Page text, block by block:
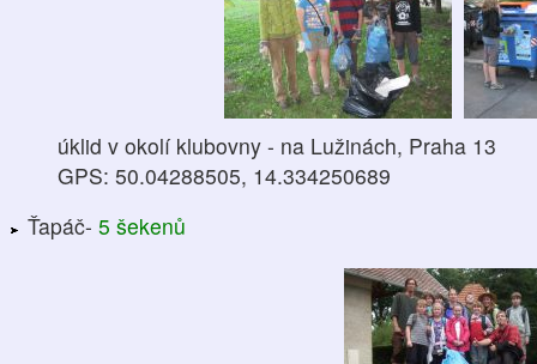
úklid v okolí klubovny - na Lužinách, Praha 13
GPS: 50.04288505, 14.334250689
Ťapáč- 5 šekenů